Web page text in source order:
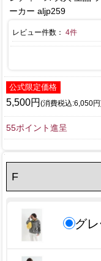
ーカー aljp259
レビュー件数： 4件
公式限定価格
5,500円 (消費税込:6,050
55ポイント進呈
グ